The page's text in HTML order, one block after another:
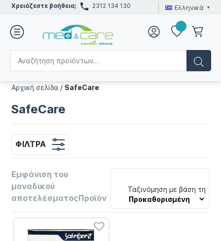
Χρειάζεστε βοήθεια; 2312 134 130 Ελληνικά
Αρχική σελίδα / SafeCare
SafeCare
ΦΊΛΤΡΑ
Εμφάνιση του
μοναδικού
αποτελέσματοςΠροϊόν
Ταξινόμηση με βάση τη